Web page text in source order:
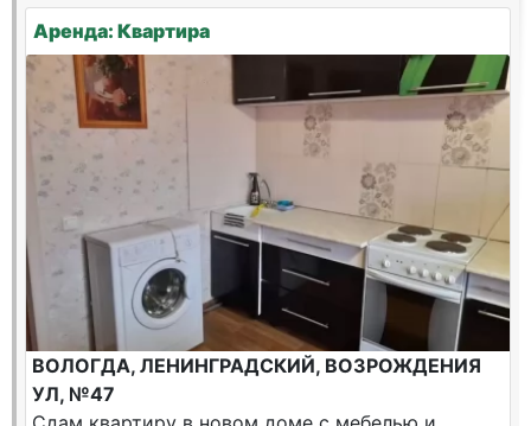
Аренда: Квартира
ВОЛОГДА, ЛЕНИНГРАДСКИЙ, ВОЗРОЖДЕНИЯ
УЛ, №47